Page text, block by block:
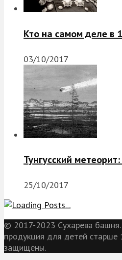
Кто на самом деле в
03/10/2017
Тунгусский
25/10/2017
© 2017-2023 Сухарева
продукция для детей старше
защищены.